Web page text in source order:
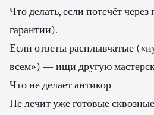
Что делать, если потечёт
гарантии).
Если ответы расплывчатые
всем») — ищи другую
Что не делает антикор
Не лечит уже готовые